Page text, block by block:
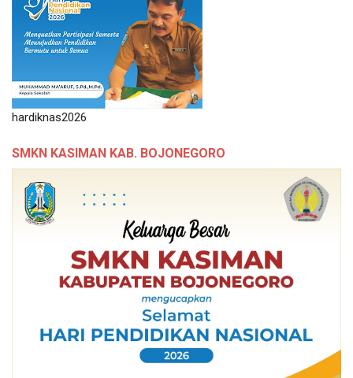
hardiknas2026
SMKN KASIMAN KAB. BOJONEGORO